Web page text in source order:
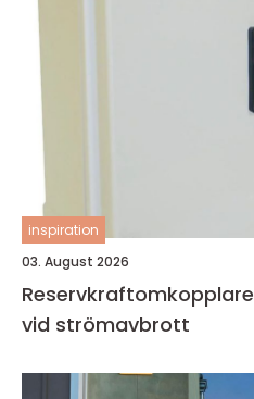
inspiration
03. August 2026
Reservkraftomkopplare så skapas trygg el
vid strömavbrott